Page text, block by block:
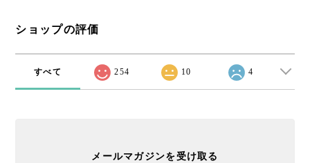
ショップの評価
すべて 254 10 4
メールマガジンを受け取る